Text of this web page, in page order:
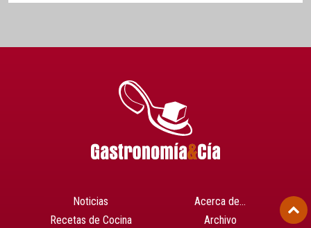
Noticias
Recetas de Cocina
Acerca de…
Archivo